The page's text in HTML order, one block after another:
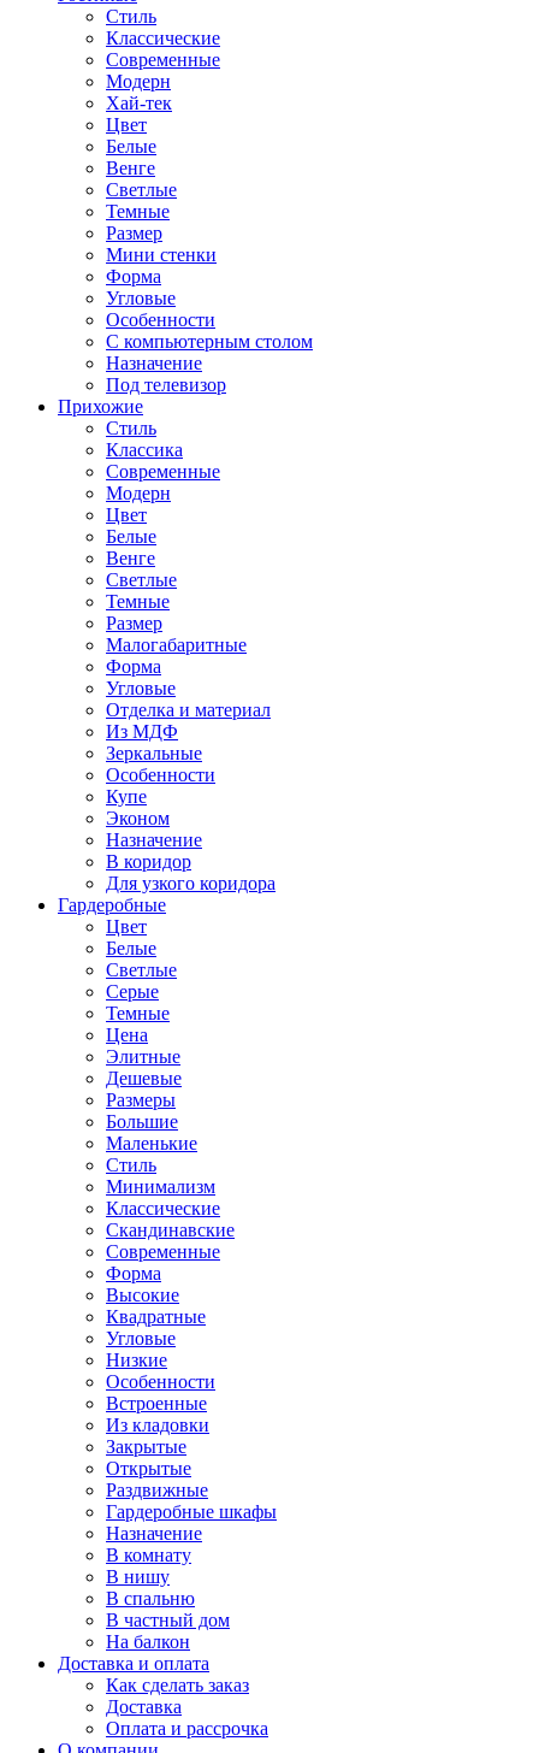
Стиль
Классические
Современные
Модерн
Хай-тек
Цвет
Белые
Венге
Светлые
Темные
Размер
Мини стенки
Форма
Угловые
Особенности
С компьютерным столом
Назначение
Под телевизор
Прихожие
Стиль
Классика
Современные
Модерн
Цвет
Белые
Венге
Светлые
Темные
Размер
Малогабаритные
Форма
Угловые
Отделка и материал
Из МДФ
Зеркальные
Особенности
Купе
Эконом
Назначение
В коридор
Для узкого коридора
Гардеробные
Цвет
Белые
Светлые
Серые
Темные
Цена
Элитные
Дешевые
Размеры
Большие
Маленькие
Стиль
Минимализм
Классические
Скандинавские
Современные
Форма
Высокие
Квадратные
Угловые
Низкие
Особенности
Встроенные
Из кладовки
Закрытые
Открытые
Раздвижные
Гардеробные шкафы
Назначение
В комнату
В нишу
В спальню
В частный дом
На балкон
Доставка и оплата
Как сделать заказ
Доставка
Оплата и рассрочка